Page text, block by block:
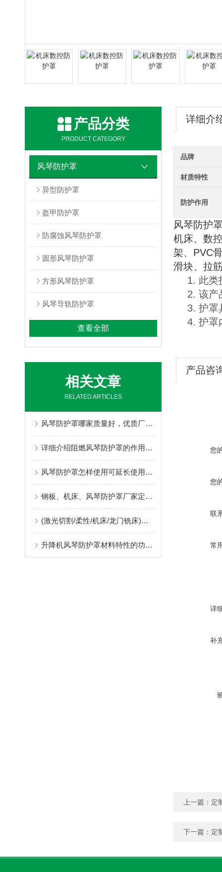
产品分类
PRODUCT CATEGORY
风琴防护罩
异型防护罩
盔甲防护罩
防腐蚀风琴防护罩
圆形风琴防护罩
方形风琴防护罩
风琴导轨防护罩
查看全部
相关文章
RELATED ARTICLES
风琴防护罩哪家质量好，优质厂家定制不得了
详细介绍阻燃风琴防护罩的作用及应用中出现问题的解决方案
风琴防护罩怎样使用可延长使用寿命
钢板、机床、风琴防护罩厂家定制指南：柔性防护材料的耐温、阻燃与往复寿命解析
(激光切割/柔性/机床/龙门铣床)风琴防护罩生产厂，位于河北沧州售后好支持非标定制
升降机风琴防护罩材料特性的功能匹配
详细介
品牌
材质特性
防护作用
风琴防护
机床、数
架、PVC
滑块、拉
1. 此类
2. 该产
3. 护罩
4. 护罩
产品咨
您
您
联
常
详
补
上一篇： 定
下一篇： 定